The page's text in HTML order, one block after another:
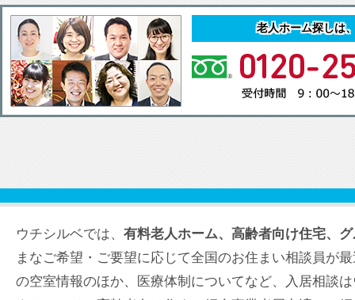
老人ホーム探しは
ウチシルベでは、 有料老人ホーム、高齢者向け住宅、
まなご希望・ご要望に応じて全国のお住まい相談員が
の空室情報のほか、医療体制についてなど、入居相談